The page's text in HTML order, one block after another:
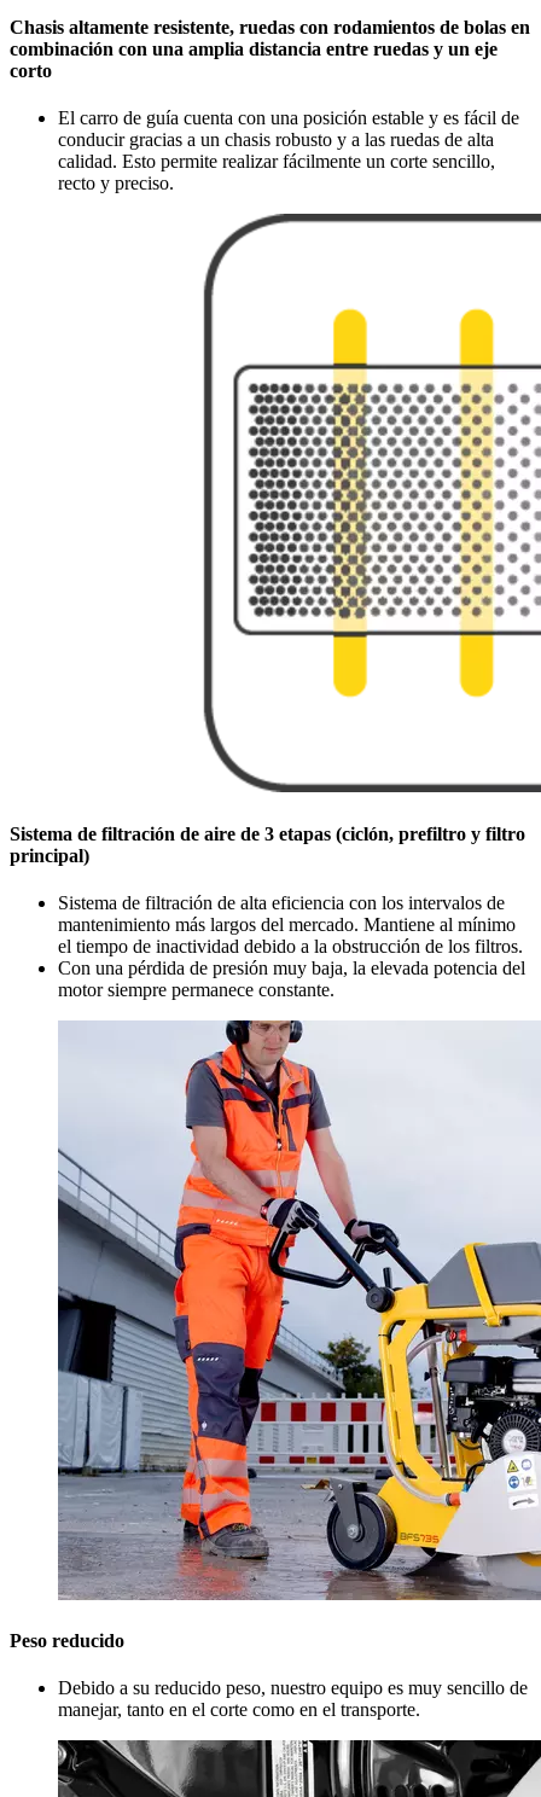
Chasis altamente resistente, ruedas con rodamientos de bolas en
combinación con una amplia distancia entre ruedas y un eje
corto
El carro de guía cuenta con una posición estable y es fácil de
conducir gracias a un chasis robusto y a las ruedas de alta
calidad. Esto permite realizar fácilmente un corte sencillo,
recto y preciso.
Sistema de filtración de aire de 3 etapas (ciclón, prefiltro y filtro
principal)
Sistema de filtración de alta eficiencia con los intervalos de
mantenimiento más largos del mercado. Mantiene al mínimo
el tiempo de inactividad debido a la obstrucción de los filtros.
Con una pérdida de presión muy baja, la elevada potencia del
motor siempre permanece constante.
Peso reducido
Debido a su reducido peso, nuestro equipo es muy sencillo de
manejar, tanto en el corte como en el transporte.